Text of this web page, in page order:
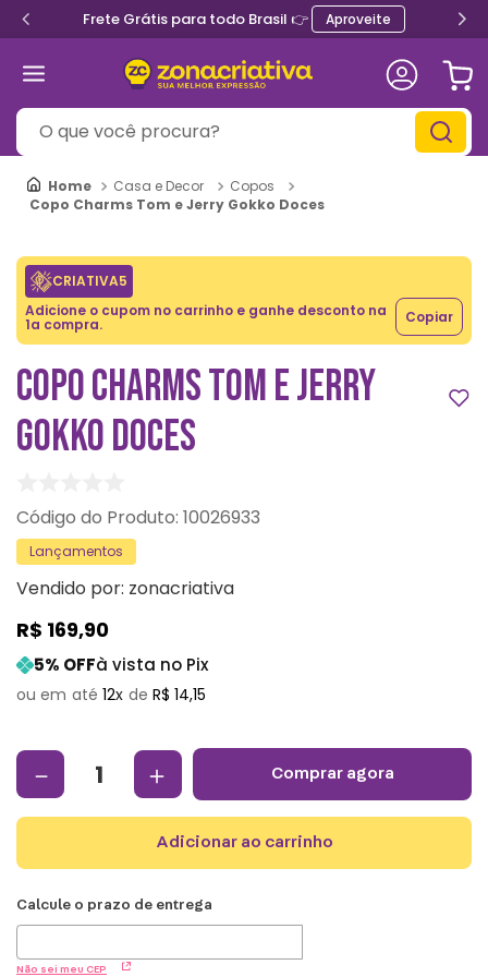
Frete Grátis para todo Brasil 👉 Aproveite
O que você procura?
Casa e Decor
Copos
Copo Charms Tom e Jerry Gokko Doces
CRIATIVA5
Adicione o cupom no carrinho e ganhe desconto na
1a compra. Copiar
COPO CHARMS TOM E JERRY
GOKKO DOCES
: 10026933
Lançamentos
Vendido por: zonacriativa
R$ 169,90
5% OFFà vista no Pix
12 R$ 14,15
＋
－ comprar agora
adicionar ao carrinho
Não sei meu CEP